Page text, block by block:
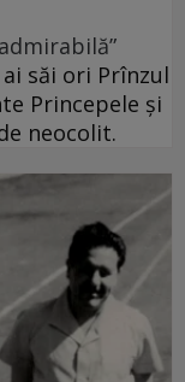
săi ori Prînzul
Princepele și
neocolit.